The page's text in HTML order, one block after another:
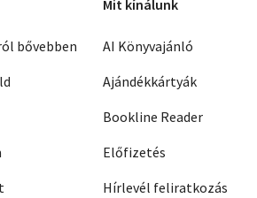
bővebben
Mit kínálunk
AI Könyvajánló
Ajándékkártyák
Bookline Reader
Előfizetés
Hírlevél feliratkozás